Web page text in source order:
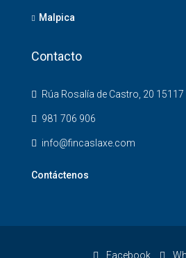
Malpica
Contacto
Rúa Rosalía de Castro, 20
981 706 906
info@fincaslaxe.com
Contáctenos
Facebook